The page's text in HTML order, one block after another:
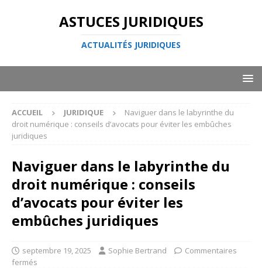
ASTUCES JURIDIQUES
ACTUALITÉS JURIDIQUES
ACCUEIL JURIDIQUE
Naviguer dans le labyrinthe du
droit numérique : conseils d’avocats pour éviter les embûches
juridiques
Naviguer dans le labyrinthe du
droit numérique : conseils
d’avocats pour éviter les
embûches juridiques
septembre 19, 2025 Sophie Bertrand
Commentaires
fermés